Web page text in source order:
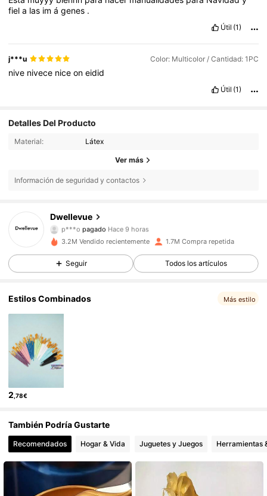
fiela las imágenes .
Útil (1)
j***u Color: Multicolor / Cantidad: 1PC
nive nivece niceoneidid
Útil (1)
Detalles Del Producto
Material: Látex
Ver más
Información de seguridad y contactos
Dwellevue
4,85
61K Seguidores
p***o pagado Hace 9 horas
4,85 61K Seguidores
4,85 61K Seguidores
3.2M Vendido recientemente 1.7M Compra repetida
Seguir Todos los artículos
Estilos Combinados Más estilo
2 ,78€
También Podría Gustarte
Recomendados Hogar & Vida Juguetes y Juegos Herramientas